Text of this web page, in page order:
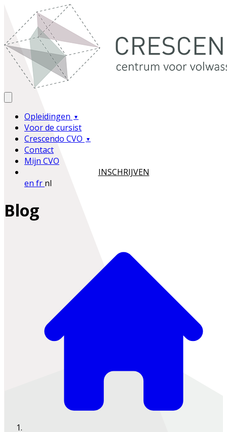
Opleidingen
Voor de cursist
Crescendo CVO
Contact
Mijn CVO
INSCHRIJVEN
en fr nl
Blog